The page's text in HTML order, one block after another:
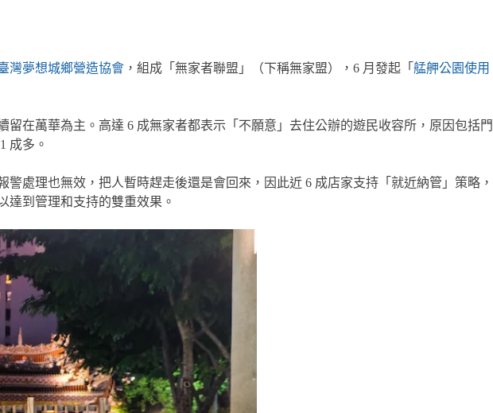
灣夢想城鄉營造協會 ，組成「無家者聯盟」（下稱無家盟），6 月發起「 艋舺公園使用
在萬華為主。高達 6 成無家者都表示「不願意」去住公辦的遊民收容所，原因包括門
成多。
處理也無效，把人暫時趕走後還是會回來，因此近 6 成店家支持「就近納管」策略，
達到管理和支持的雙重效果。